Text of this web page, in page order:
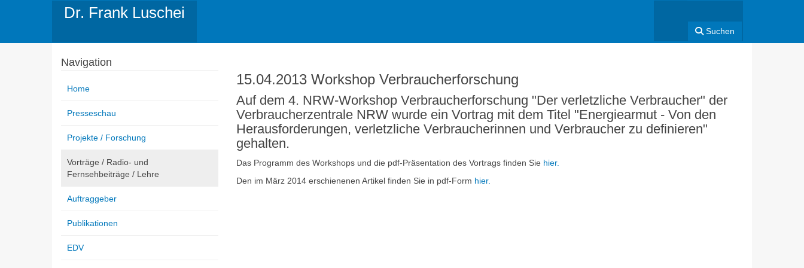
Dr. Frank Luschei
Suchen
15.04.2013 Workshop Verbraucherforschung
Auf dem 4. NRW-Workshop Verbraucherforschung "Der verletzliche Verbraucher" der
Verbraucherzentrale NRW wurde ein Vortrag mit dem Titel "Energiearmut - Von den
Herausforderungen, verletzliche Verbraucherinnen und Verbraucher zu definieren"
gehalten.
Das Programm des Workshops und die pdf-Präsentation des Vortrags finden Sie hier.
Den im März 2014 erschienenen Artikel finden Sie in pdf-Form hier.
Navigation
Home
Presseschau
Projekte / Forschung
Vorträge / Radio- und
Fernsehbeiträge / Lehre
Auftraggeber
Publikationen
EDV